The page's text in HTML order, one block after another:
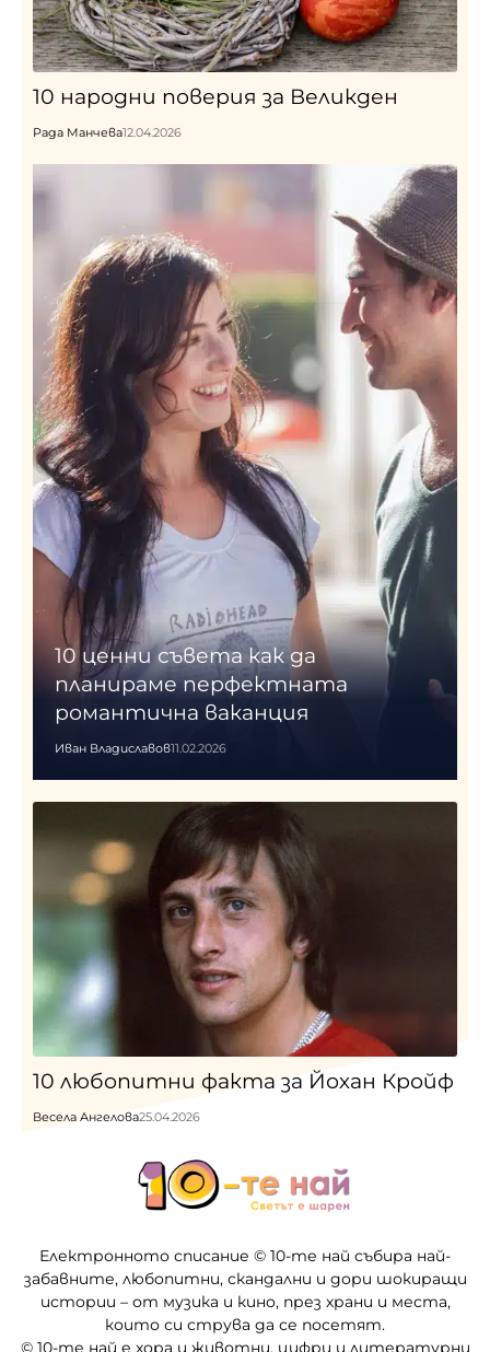
10 народни поверия за Великден
Рада Манчева12.04.2026
10 ценни съвета как да
планираме перфектната
романтична ваканция
Иван Владиславов11.02.2026
10 любопитни факта за Йохан Кройф
Весела Ангелова25.04.2026
Електронното списание © 10-те най събира най-
забавните, любопитни, скандални и дори шокиращи
истории – от музика и кино, през храни и места,
които си струва да се посетят.